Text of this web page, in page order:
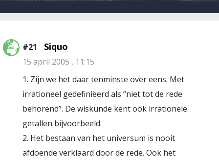
#21 Siquo
15 april 2005 , 11:15
1. Zijn we het daar tenminste over eens. Met
irrationeel gedefiniëerd als “niet tot de rede
behorend”. De wiskunde kent ook irrationele
getallen bijvoorbeeld.
2. Het bestaan van het universum is nooit
afdoende verklaard door de rede. Ook het